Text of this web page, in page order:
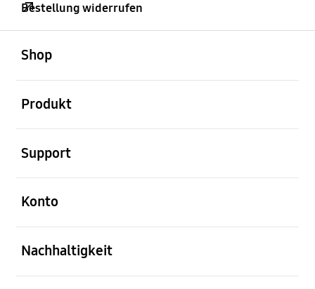
Bestellung widerrufen
Shop
Produkt
Support
Konto
Nachhaltigkeit